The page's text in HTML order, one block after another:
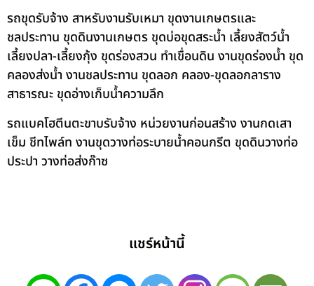
รถขุดรับจ้าง สาหรับงานรับเหมา ขุดงานเกษตรและ
ชลประทาน ขุดดินงานเกษตร ขุดบ่อขุดสระน้ำ เลี้ยงสัตว์น้ำ
เลี้ยงปลา-เลี้ยงกุ้ง ขุดร่องสวน ทำเขื่อนดิน งานขุดร่องน้ำ ขุด
คลองส่งน้ำ งานชลประทาน ขุดลอก คลอง-ขุดลอกลาราง
สาธารณะ ขุดอ่างเก็บน้ำความลึก
รถแบคโฮตีนตะขาบรับจ้าง หน่วยงานก่อนสร้าง งานกดเสา
เข็ม ชีทไพล์ท งานขุดวางท่อระบายน้ำคอนกรีต ขุดดินวางท่อ
ประปา วางท่อส่งก๊าซ
แชร์หน้านี้